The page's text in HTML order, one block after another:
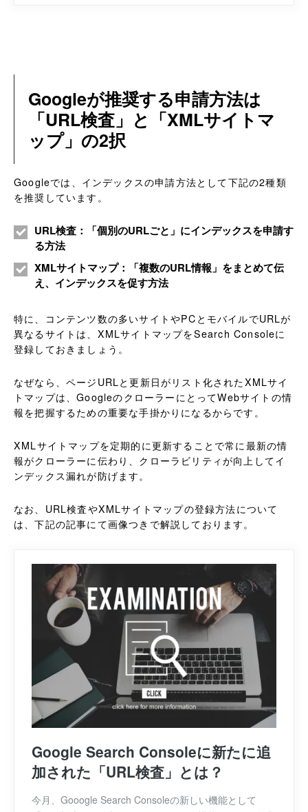
Googleが推奨する申請方法は
「URL検査」と「XMLサイトマ
ップ」の2択
Googleでは、インデックスの申請方法として下記の2種類
を推奨しています。
URL検査：「個別のURLごと」にインデックスを申請す
る方法
XMLサイトマップ：「複数のURL情報」をまとめて伝
え、インデックスを促す方法
特に、コンテンツ数の多いサイトやPCとモバイルでURLが
異なるサイトは、XMLサイトマップをSearch Consoleに
登録しておきましょう。
なぜなら、ページURLと更新日がリスト化されたXMLサイ
トマップは、GoogleのクローラーにとってWebサイトの情
報を把握するための重要な手掛かりになるからです。
XMLサイトマップを定期的に更新することで常に最新の情
報がクローラーに伝わり、クローラビリティが向上してイ
ンデックス漏れが防げます。
なお、URL検査やXMLサイトマップの登録方法について
は、下記の記事にて画像つきで解説しております。
Google Search Consoleに新たに追
加された「URL検査」とは？
今月、Gooogle Search Consoleの新しい機能として